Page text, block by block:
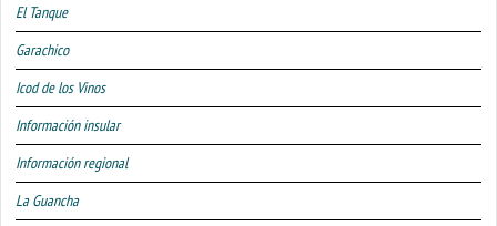
El Tanque
Garachico
Icod de los Vinos
Información insular
Información regional
La Guancha